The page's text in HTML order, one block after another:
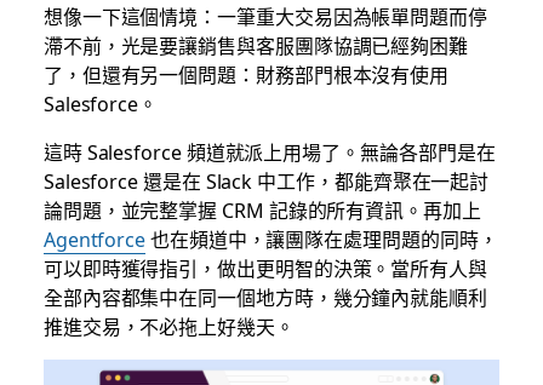
想像一下這個情境：一筆重大交易因為帳單問題而停
滯不前，光是要讓銷售與客服團隊協調已經夠困難
了，但還有另一個問題：財務部門根本沒有使用
Salesforce。
這時 Salesforce 頻道就派上用場了。無論各部門是在
Salesforce 還是在 Slack 中工作，都能齊聚在一起討
論問題，並完整掌握 CRM 記錄的所有資訊。再加上
Agentforce也在頻道中，讓團隊在處理問題的同時，
可以即時獲得指引，做出更明智的決策。當所有人與
全部內容都集中在同一個地方時，幾分鐘內就能順利
推進交易，不必拖上好幾天。